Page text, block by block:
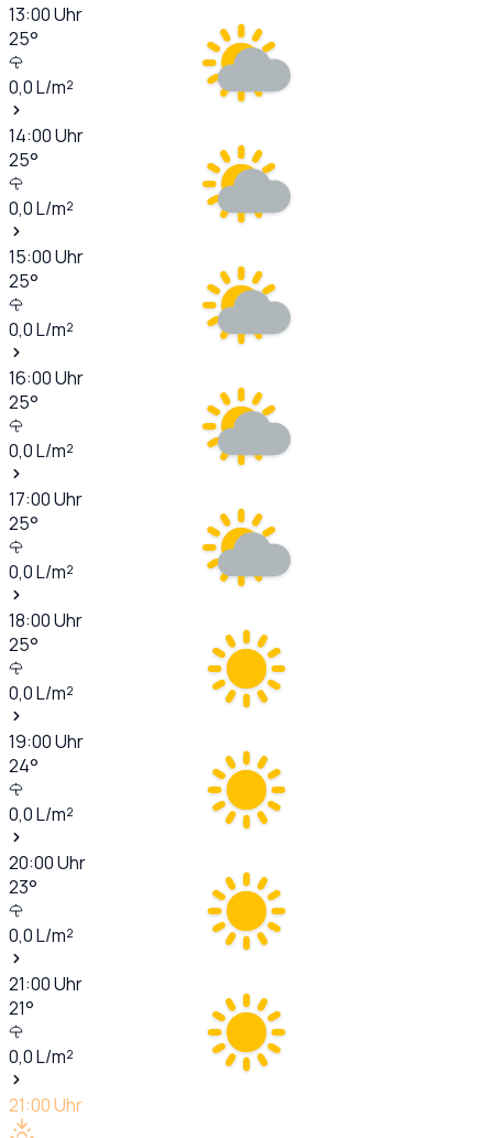
13:00Uhr
25°
0,0L/m²
14:00Uhr
25°
0,0L/m²
15:00Uhr
25°
0,0L/m²
16:00Uhr
25°
0,0L/m²
17:00Uhr
25°
0,0L/m²
18:00Uhr
25°
0,0L/m²
19:00Uhr
24°
0,0L/m²
20:00Uhr
23°
0,0L/m²
21:00Uhr
21°
0,0L/m²
21:00Uhr